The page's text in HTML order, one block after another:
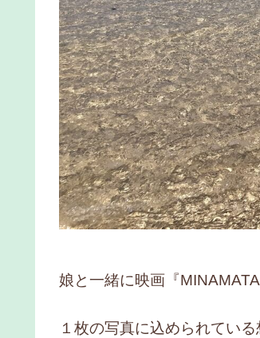
娘と一緒に映画『
１枚の写真に込められてい